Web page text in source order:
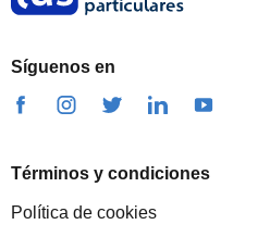
Síguenos en
Términos y condiciones
Política de cookies